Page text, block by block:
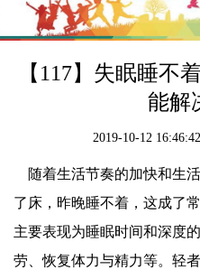
连锁加盟
案例分享
会员中心
【117】失眠睡不
能解
2019-10-12
随着生活节奏的加快和生
了床，昨晚睡不着，这成了
主要表现为睡眠时间和深度
劳、恢复体力与精力等。轻